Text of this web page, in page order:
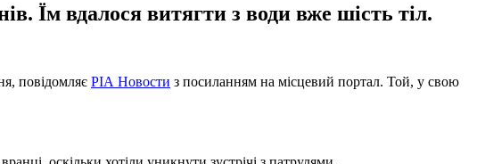
Їм вдалося витягти з води вже шість тіл.
повідомляє РІА Новости з посиланням на місцевий портал. Той, у свою